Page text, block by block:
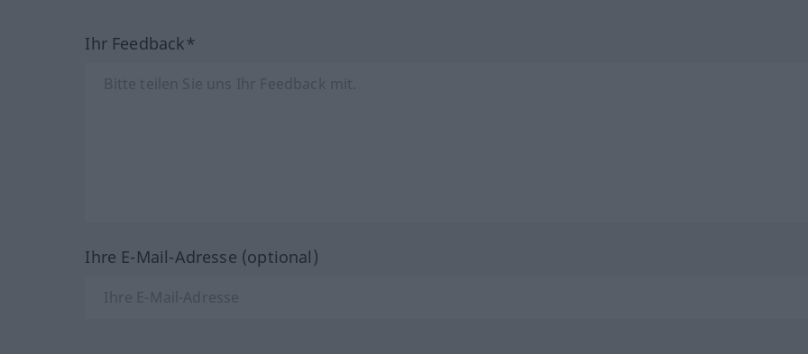
Ihr Feedback*
Ihre E-Mail-Adresse (optional)